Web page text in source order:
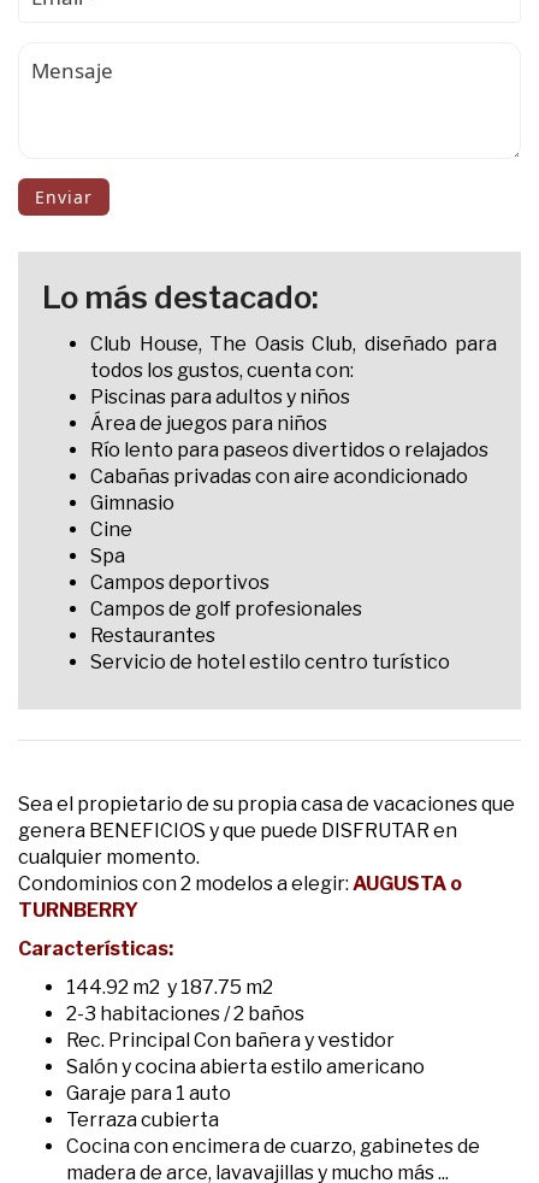
Enviar
Lo más destacado:
Club House, The Oasis Club, diseñado para
todos los gustos, cuenta con:
Piscinas para adultos y niños
Área de juegos para niños
Río lento para paseos divertidos o relajados
Cabañas privadas con aire acondicionado
Gimnasio
Cine
Spa
Campos deportivos
Campos de golf profesionales
Restaurantes
Servicio de hotel estilo centro turístico
Sea el propietario de su propia casa de vacaciones que
genera BENEFICIOS y que puede DISFRUTAR en
cualquier momento.
Condominios con 2 modelos a elegir: AUGUSTA o
TURNBERRY
Características:
144.92 m2 y 187.75 m2
2-3 habitaciones / 2 baños
Rec. Principal Con bañera y vestidor
Salón y cocina abierta estilo americano
Garaje para 1 auto
Terraza cubierta
Cocina con encimera de cuarzo, gabinetes de
madera de arce, lavavajillas y mucho más ...